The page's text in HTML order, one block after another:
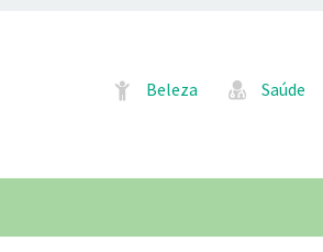
Pular para o conteúdo
Beleza Saúde